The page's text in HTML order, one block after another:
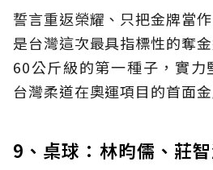
誓言重返榮耀、只把金牌當
是台灣這次最具指標性的奪
60公斤級的第一種子，實力
台灣柔道在奧運項目的首面金
9、桌球：林昀儒、莊